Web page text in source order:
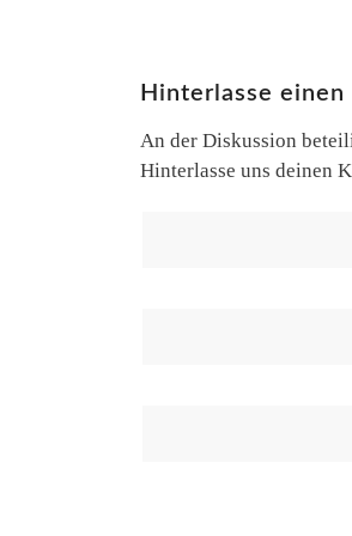
Hinterlasse
An der Diskussion
Hinterlasse uns deinen